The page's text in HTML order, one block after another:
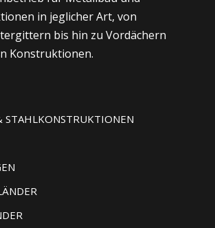
in jeglicher Art, von
bis hin zu Vordächern
Konstruktionen.
STAHLKONSTRUKTIONEN